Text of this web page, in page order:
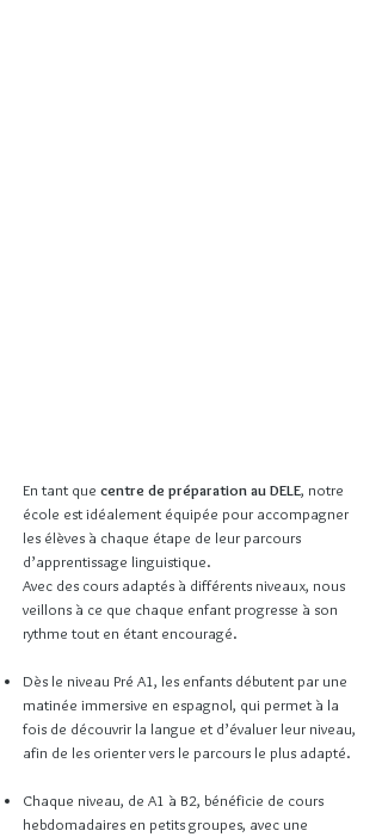
En tant que centre de préparation au DELE, notre
école est idéalement équipée pour accompagner
les élèves à chaque étape de leur parcours
d’apprentissage linguistique.
Avec des cours adaptés à différents niveaux, nous
veillons à ce que chaque enfant progresse à son
rythme tout en étant encouragé.
Dès le niveau Pré A1, les enfants débutent par une
matinée immersive en espagnol, qui permet à la
fois de découvrir la langue et d’évaluer leur niveau,
afin de les orienter vers le parcours le plus adapté.
Chaque niveau, de A1 à B2, bénéficie de cours
hebdomadaires en petits groupes, avec une